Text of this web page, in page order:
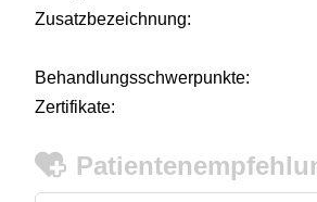
Zusatzbezeichnung:
Behandlungsschwerpunkte:
Zertifikate: